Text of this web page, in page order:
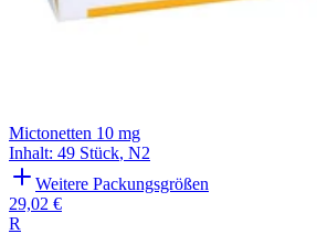
Mictonetten 10 mg
Inhalt: 49 Stück, N2
Weitere Packungsgrößen
29,02 €
R